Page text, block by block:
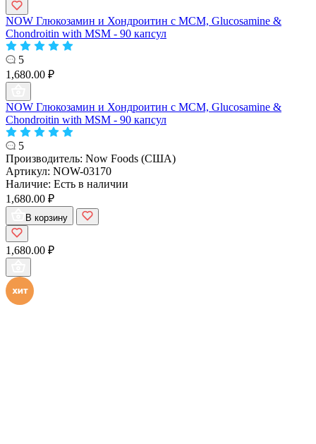
NOW Глюкозамин и Хондроитин с МСМ, Glucosamine &
Chondroitin with MSM - 90 капсул
5
1,680.00 ₽
NOW Глюкозамин и Хондроитин с МСМ, Glucosamine &
Chondroitin with MSM - 90 капсул
5
Производитель: Now Foods (США)
Артикул: NOW-03170
Наличие: Есть в наличии
1,680.00 ₽
В корзину
1,680.00 ₽